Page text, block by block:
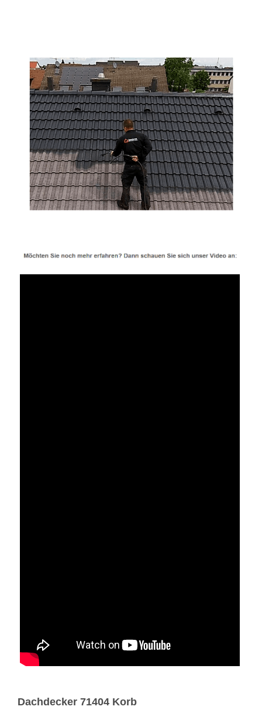
Dachdecker 71404 Korb